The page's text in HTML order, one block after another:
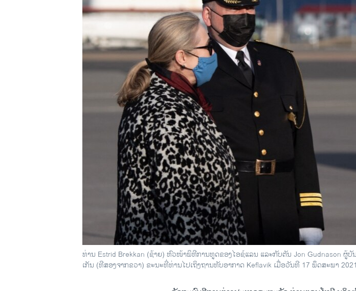
ທ່ານ Estrid Brekkan (ຊ້າຍ) ຫົວໜ້າພິທີການທູດຂອງໄອຊ໌ແລນ ແລະກັບຕັນ Jon Gudnason
ເກັນ (ທີສອງຈາກຂວາ) ຂະນະທີ່ທ່ານໄປເຖິງຖານທັບອາກາດ Keflavik ເມື່ອວັນທີ 17 ພຶດສະພາ